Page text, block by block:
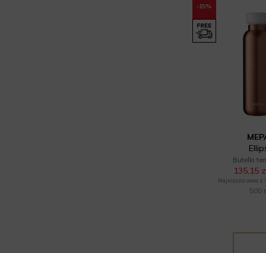
-15%
Butelki
135,15
Najniższa cena z
500